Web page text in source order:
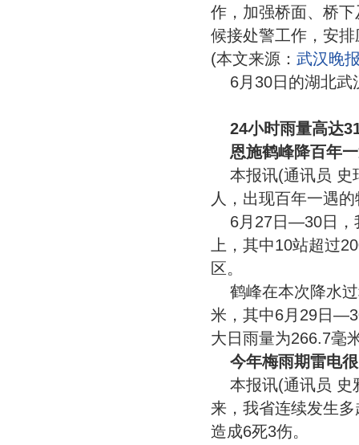
作，加强桥面、桥
候接处警工作，安
(本文来源： 武汉晚
6月30日的湖北
24小时雨量高达
恩施鹤峰降百年
本报讯(通讯员 史
人，出现百年一遇
6月27日—30日，
上，其中10站超过
区。
鹤峰在本次降水
米，其中6月29日
大日雨量为266.7毫
今年梅雨期雷电
本报讯(通讯员 史
来，我省连续发生
造成6死3伤。